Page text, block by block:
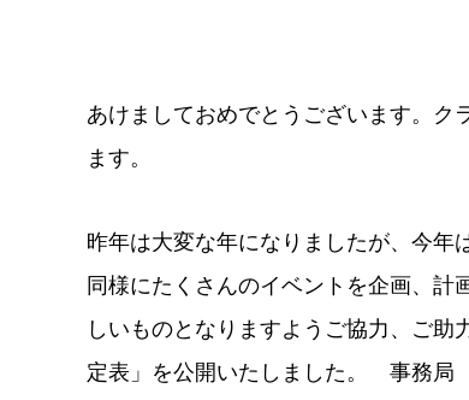
あけましておめでとうございます。ク
ます。
昨年は大変な年になりましたが、今年
同様にたくさんのイベントを企画、
しいものとなりますようご協力、ご
定表」を公開いたしました。 事務局